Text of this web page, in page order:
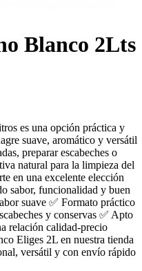
Blanco 2Lts
es una opción práctica y
suave, aromático y versátil
preparar escabeches o
natural para la limpieza del
en una excelente elección
sabor, funcionalidad y buen
suave ✅ Formato práctico
y conservas ✅ Apto
relación calidad-precio
Eliges 2L en nuestra tienda
versátil y con envío rápido